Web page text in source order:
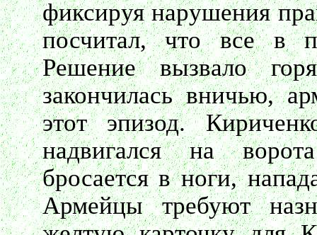
фиксируя нарушения
посчитал, что все в
Решение вызвало
закончилась вничью,
этот эпизод.
надвигался на
бросается в ноги,
Армейцы требуют